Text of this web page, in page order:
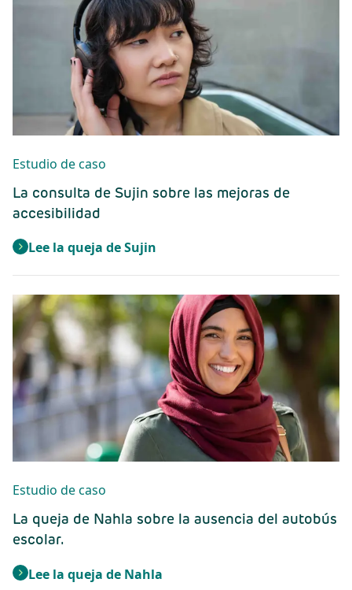
Estudio de caso
La consulta de Sujin sobre las mejoras de
accesibilidad
Lee la queja de Sujin
Estudio de caso
La queja de Nahla sobre la ausencia del autobús
escolar.
Lee la queja de Nahla